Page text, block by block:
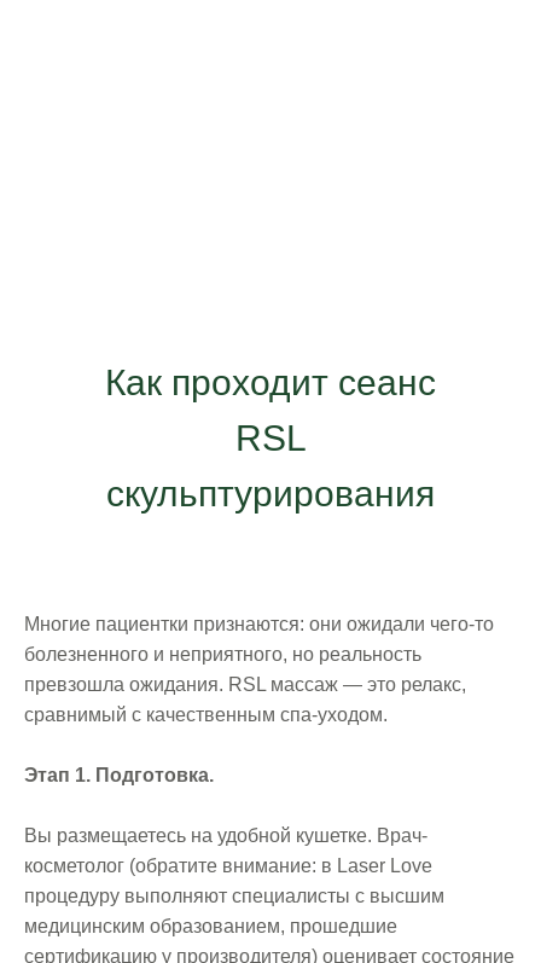
Как проходит сеанс
RSL
скульптурирования
Многие пациентки признаются: они ожидали чего-то
болезненного и неприятного, но реальность
превзошла ожидания. RSL массаж — это релакс,
сравнимый с качественным спа-уходом.
Этап 1. Подготовка.
Вы размещаетесь на удобной кушетке. Врач-
косметолог (обратите внимание: в Laser Love
процедуру выполняют специалисты с высшим
медицинским образованием, прошедшие
сертификацию у производителя) оценивает состояние